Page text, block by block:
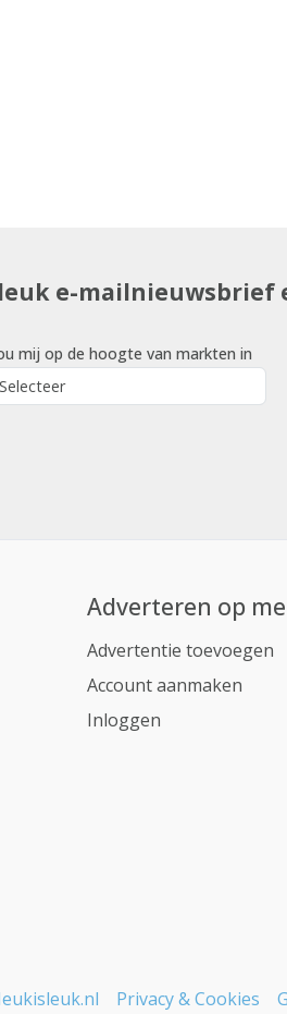
e-
mij op de hoogte van markten in
Adverteren op
Advertentie toevoegen
Account aanmaken
Inloggen
Privacy & Cookies